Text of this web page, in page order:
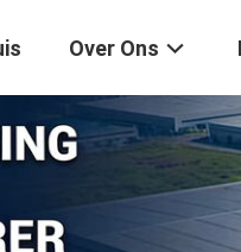
Over Ons